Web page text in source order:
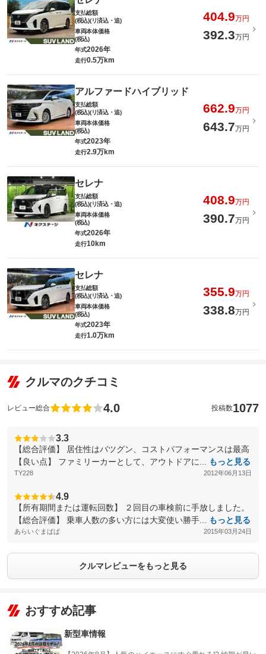
支払総額
(税込)(リ済込・追)
404.9万円
車両本体価格
(税込)
392.3万円
年式2026年
走行0.5万km
アルファードハイブリッド
支払総額
(税込)(リ済込・追)
662.9万円
車両本体価格
(税込)
643.7万円
年式2023年
走行2.9万km
セレナ
支払総額
(税込)(リ済込・追)
408.9万円
車両本体価格
(税込)
390.7万円
年式2026年
走行10km
セレナ
支払総額
(税込)(リ済込・追)
355.9万円
車両本体価格
(税込)
338.8万円
年式2023年
走行1.0万km
クルマのクチコミ
レビュー総合 4.0 投稿数1077
3.3
【総合評価】 居住性はバツグン、コストパフォーマンスは最高
【良い点】 ファミリーカーとして、アウトドアに...
もっと見る
TY228 2012年06月13日
4.9
【所有期間または運転回数】 ２回目の車検前に手放しました。
【総合評価】 乗車人数の多い方には大変使い勝手...
もっと見る
あらいぐまぱぱ 2015年03月24日
クルマレビューをもっと見る
おすすめ記事
新型車情報